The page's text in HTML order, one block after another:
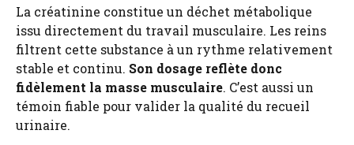
La créatinine constitue un déchet métabolique
issu directement du travail musculaire. Les reins
filtrent cette substance à un rythme relativement
stable et continu. Son dosage reflète donc
fidèlement la masse musculaire. C’est aussi un
témoin fiable pour valider la qualité du recueil
urinaire.